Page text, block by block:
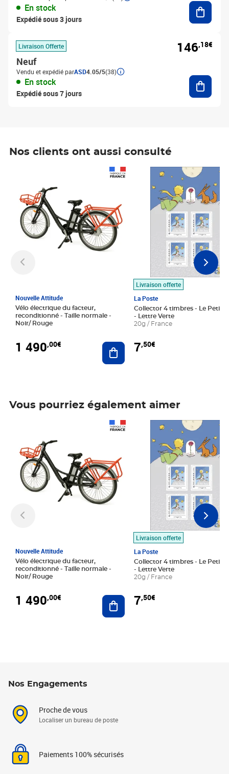
En stock
Expédié sous 3 jours
Livraison Offerte
Neuf
Vendu et expédié parASD4.05/5(38)
En stock
Expédié sous 7 jours
146,18€
Nos clients ont aussi consulté
Nouvelle Attitude
Vélo électrique du facteur,
reconditionné - Taille normale -
Noir/ Rouge
1 490,00€ Ajouter au panier
Livraison offerte
La Poste
Collector 4 timbres - Le Petit
- Lettre Verte
20g / France
7,50€
Prix 7,50€
Vous pourriez également aimer
Nouvelle Attitude
Vélo électrique du facteur,
reconditionné - Taille normale -
Noir/ Rouge
1 490,00€ Ajouter au panier
Livraison offerte
La Poste
Collector 4 timbres - Le Petit
- Lettre Verte
20g / France
7,50€
Prix 7,50€
Nos Engagements
Proche de vous
Localiser un bureau de poste
Paiements 100% sécurisés